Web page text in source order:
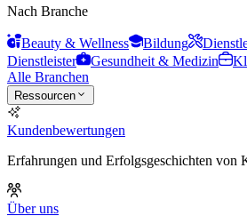
Nach Branche
Beauty & Wellness Bildung
Dienstleister
Gesundheit & Medizin
Alle Branchen
Ressourcen
Kundenbewertungen
Erfahrungen und Erfolgsgeschichten von
Über uns